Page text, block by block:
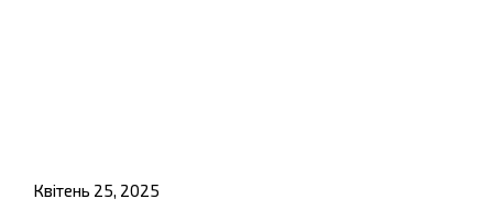
Квітень 25, 2025